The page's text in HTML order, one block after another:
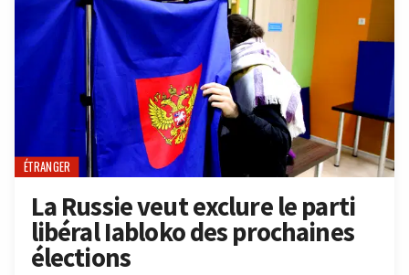
ÉTRANGER
La Russie veut exclure le parti
libéral Iabloko des prochaines
élections